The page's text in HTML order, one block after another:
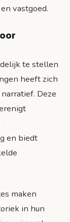
vastgoed.
te stellen
heeft zich
Deze
en biedt
maken
in hun